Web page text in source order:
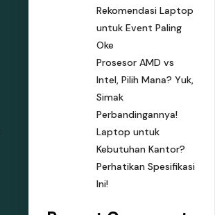
Rekomendasi Laptop
untuk Event Paling
Oke
Prosesor AMD vs
Intel, Pilih Mana? Yuk,
Simak
Perbandingannya!
Laptop untuk
Kebutuhan Kantor?
Perhatikan Spesifikasi
Ini!